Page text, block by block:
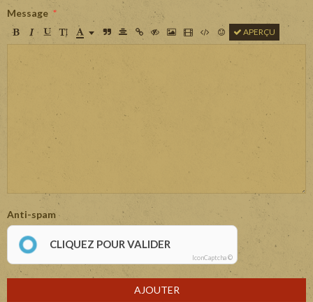
Message
APERÇU
Anti-spam
CLIQUEZ POUR VALIDER
IconCaptcha ©
AJOUTER